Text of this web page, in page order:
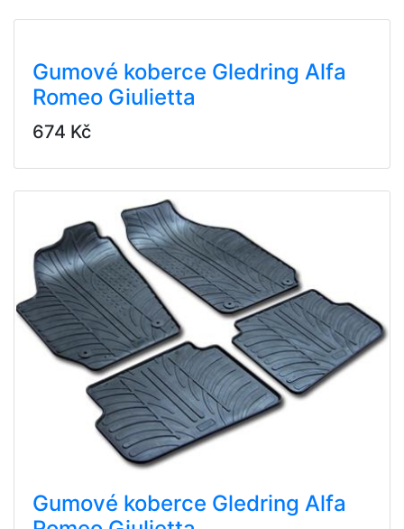
Gumové koberce Gledring Alfa
Romeo Giulietta
674 Kč
Gumové koberce Gledring Alfa